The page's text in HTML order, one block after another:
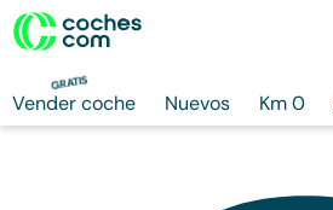
GRATIS
Vender coche Nuevos Km 0